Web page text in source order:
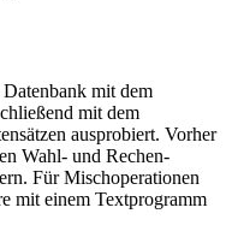
mit dem
mit dem
ausprobiert. Vorher
Wahl- und Rechen-
Für Mischoperationen
mit einem Textprogramm